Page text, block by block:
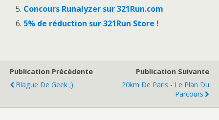
Concours Runalyzer sur 321Run.com
5% de réduction sur 321Run Store !
Publication Précédente
Blague De Geek ;)
Publication Suivante
20km De Paris - Le Plan Du
Parcours